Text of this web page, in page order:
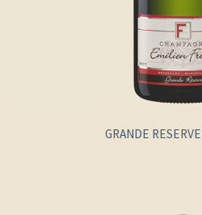
GRANDE